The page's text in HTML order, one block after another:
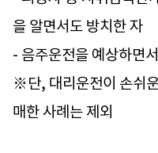
을 알면서도 방치한 자
- 음주운전을 예상하면
※단, 대리운전이 손쉬
매한 사례는 제외